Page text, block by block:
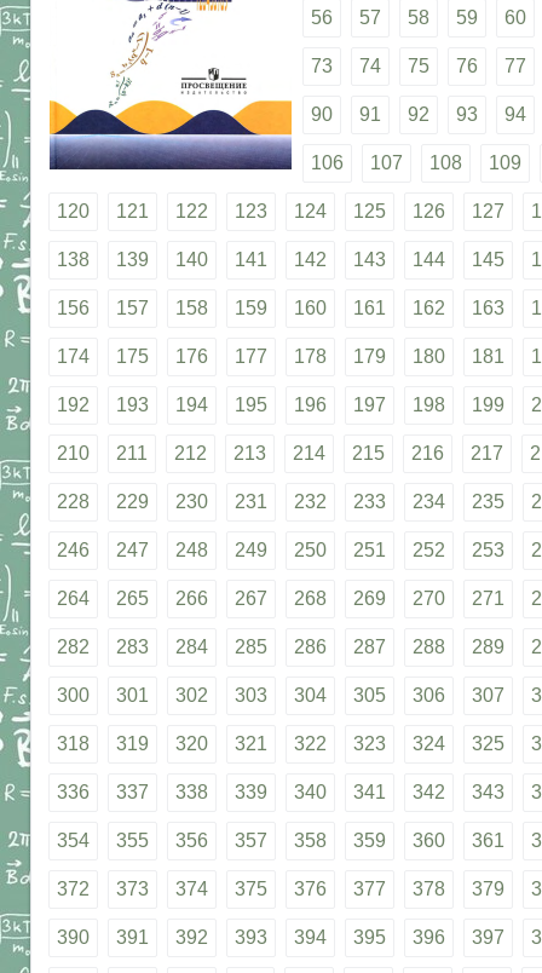
56 57 58 59 60
73 74 75 76 77
90 91 92 93 94
106 107 108 109
120 121 122 123 124 125 126 127
138 139 140 141 142 143 144 145
156 157 158 159 160 161 162 163
174 175 176 177 178 179 180 181
192 193 194 195 196 197 198 199
210 211 212 213 214 215 216 217
228 229 230 231 232 233 234 235
246 247 248 249 250 251 252 253
264 265 266 267 268 269 270 271
282 283 284 285 286 287 288 289
300 301 302 303 304 305 306 307
318 319 320 321 322 323 324 325
336 337 338 339 340 341 342 343
354 355 356 357 358 359 360 361
372 373 374 375 376 377 378 379
390 391 392 393 394 395 396 397